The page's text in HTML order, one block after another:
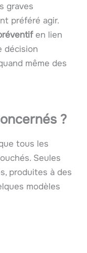
graves
préféré agir.
en lien
décision
même des
?
tous les
Seules
produites à des
modèles